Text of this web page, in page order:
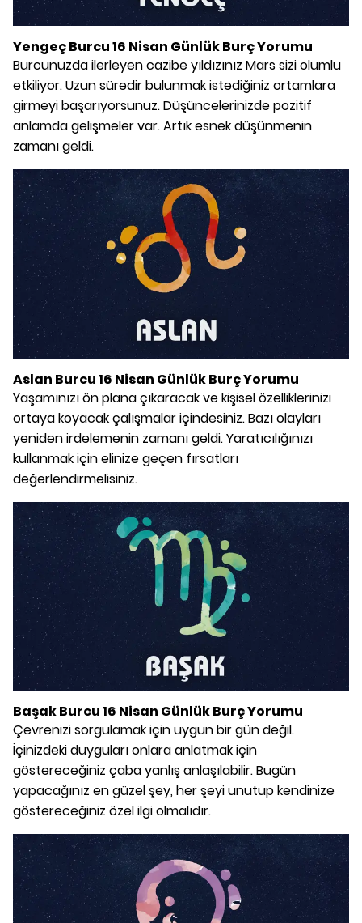
Yengeç Burcu 16 Nisan Günlük Burç Yorumu
Burcunuzda ilerleyen cazibe yıldızınız Mars sizi olumlu
etkiliyor. Uzun süredir bulunmak istediğiniz ortamlara
girmeyi başarıyorsunuz. Düşüncelerinizde pozitif
anlamda gelişmeler var. Artık esnek düşünmenin
zamanı geldi.
Aslan Burcu 16 Nisan Günlük Burç Yorumu
Yaşamınızı ön plana çıkaracak ve kişisel özelliklerinizi
ortaya koyacak çalışmalar içindesiniz. Bazı olayları
yeniden irdelemenin zamanı geldi. Yaratıcılığınızı
kullanmak için elinize geçen fırsatları
değerlendirmelisiniz.
Başak Burcu 16 Nisan Günlük Burç Yorumu
Çevrenizi sorgulamak için uygun bir gün değil.
İçinizdeki duyguları onlara anlatmak için
göstereceğiniz çaba yanlış anlaşılabilir. Bugün
yapacağınız en güzel şey, her şeyi unutup kendinize
göstereceğiniz özel ilgi olmalıdır.